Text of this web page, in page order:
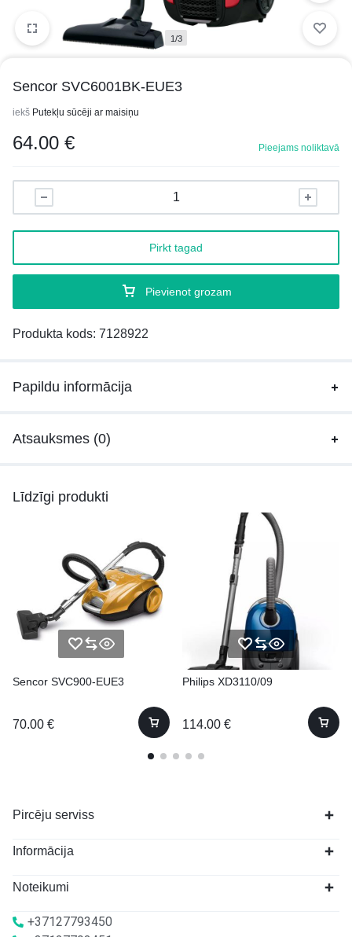
1/3
Sencor SVC6001BK-EUE3
iekš Putekļu sūcēji ar maisiņu
64.00 € Pieejams noliktavā
Pievienot grozam
Pirkt tagad
Produkta kods: 7128922
Papildu informācija
Atsauksmes (0)
Līdzīgi produkti
Sencor SVC900-EUE3
70.00 €
Philips XD3110/09
114.00 €
Pircēju serviss
Informācija
Noteikumi
+37127793450